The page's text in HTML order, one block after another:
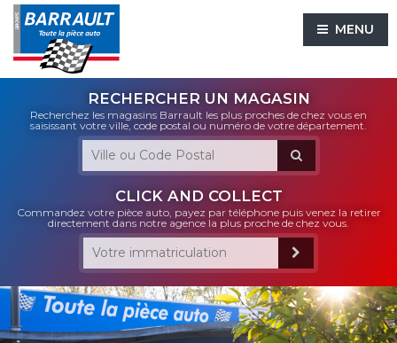
MENU
RECHERCHER UN MAGASIN
Recherchez les magasins Barrault les plus proches de chez vous en
saisissant votre ville, code postal ou numéro de votre département.
CLICK AND COLLECT
Commandez votre pièce auto, payez par téléphone puis venez la retirer
directement dans notre agence la plus proche de chez vous.